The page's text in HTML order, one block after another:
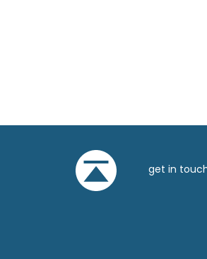
get in